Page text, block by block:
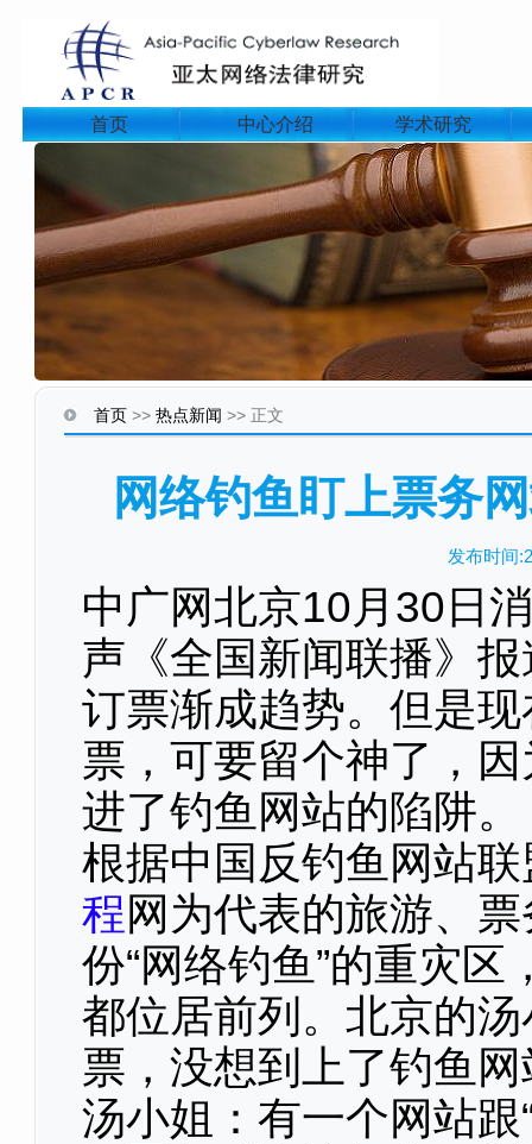
首页 中心介绍 学术研究
首页>> 热点新闻 >> 正文
网络钓鱼盯上票务
发布时间
中广网北京10月30日
声《全国新闻联播》
订票渐成趋势。但是
票，可要留个神了，
进了钓鱼网站的陷阱。
根据中国反钓鱼网站
程 网为代表的旅游、
份“网络钓鱼”的重灾
都位居前列。北京的
票，没想到上了钓鱼
汤小姐：有一个网站跟